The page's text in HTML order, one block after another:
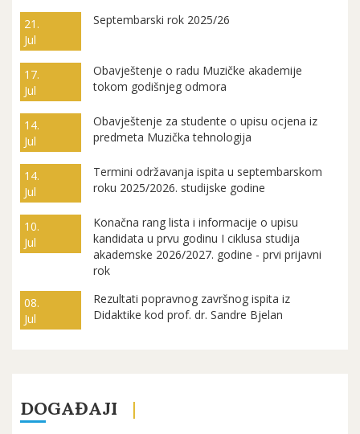
21.
Jul
Septembarski rok 2025/26
17.
Jul
Obavještenje o radu Muzičke akademije
tokom godišnjeg odmora
14.
Jul
Obavještenje za studente o upisu ocjena iz
predmeta Muzička tehnologija
14.
Jul
Termini održavanja ispita u septembarskom
roku 2025/2026. studijske godine
10.
Jul
Konačna rang lista i informacije o upisu
kandidata u prvu godinu I ciklusa studija
akademske 2026/2027. godine - prvi prijavni
rok
08.
Jul
Rezultati popravnog završnog ispita iz
Didaktike kod prof. dr. Sandre Bjelan
DOGAĐAJI